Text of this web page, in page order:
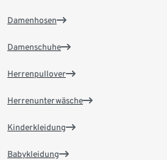
Damenhosen
Damenschuhe
Herrenpullover
Herrenunterwäsche
Kinderkleidung
Babykleidung